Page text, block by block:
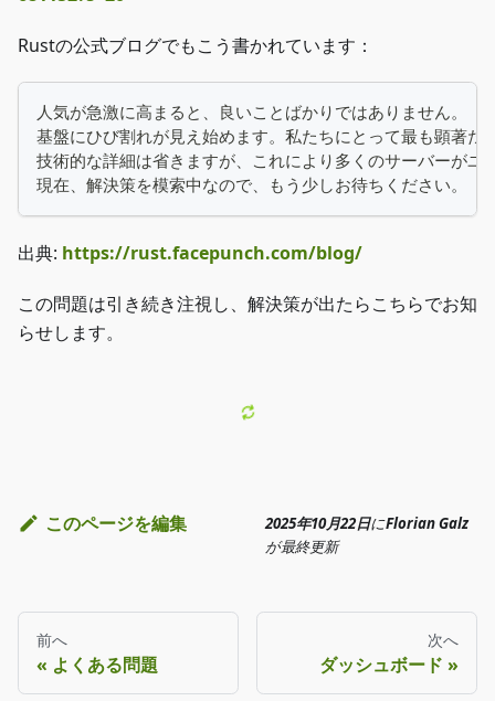
Rustの公式ブログでもこう書かれています：
人気が急激に高まると、良いことばかりではありません。
基盤にひび割れが見え始めます。私たちにとって最も顕著
技術的な詳細は省きますが、これにより多くのサーバーが
現在、解決策を模索中なので、もう少しお待ちください。
出典: https://rust.facepunch.com/blog/
この問題は引き続き注視し、解決策が出たらこちらでお知
らせします。
このページを編集 2025年10月22日にFlorian Galz
が最終更新
前へ
よくある問題
次へ
ダッシュボード